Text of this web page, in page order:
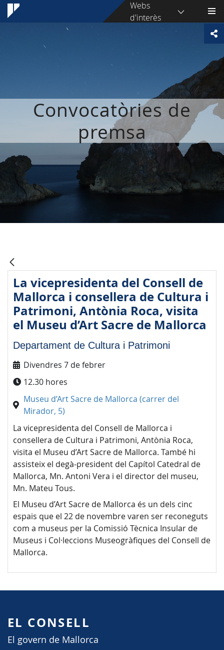
Webs
d'interès
Convocatòries de
premsa
La vicepresidenta del Consell de
Mallorca i consellera de Cultura i
Patrimoni, Antònia Roca, visita
el Museu d’Art Sacre de Mallorca
Departament de Cultura i Patrimoni
Divendres 7 de febrer
12.30 hores
Museu d’Art Sacre de Mallorca (carrer del
Mirador, 5)
La vicepresidenta del Consell de Mallorca i
consellera de Cultura i Patrimoni, Antònia Roca,
visita el Museu d’Art Sacre de Mallorca. També hi
assisteix el degà-president del Capítol Catedral de
Mallorca, Mn. Antoni Vera i el director del museu,
Mn. Mateu Tous.
El Museu d’Art Sacre de Mallorca és un dels cinc
espais que el 22 de novembre varen ser reconeguts
com a museus per la Comissió Tècnica Insular de
Museus i Col·leccions Museogràfiques del Consell de
Mallorca.
EL CONSELL
El govern de Mallorca